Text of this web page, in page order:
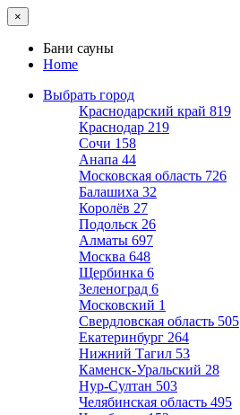
×
Бани сауны
Home
Выбрать город
Краснодарский край 819
Краснодар 219
Сочи 158
Анапа 44
Московская область 726
Балашиха 32
Королёв 27
Подольск 26
Алматы 697
Москва 648
Щербинка 6
Зеленоград 6
Московский 1
Свердловская область 505
Екатеринбург 264
Нижний Тагил 53
Каменск-Уральский 28
Нур-Султан 503
Челябинская область 495